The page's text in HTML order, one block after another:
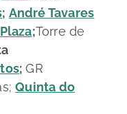
; André Tavares
;Torre de
;GR
Quinta do